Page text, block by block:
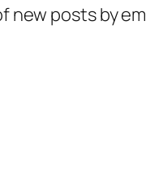
new posts by